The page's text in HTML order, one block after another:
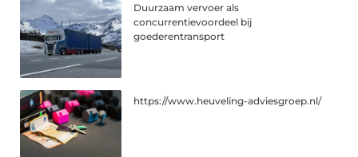
Duurzaam vervoer als
concurrentievoordeel bij
goederentransport
https://www.heuveling-adviesgroep.nl/